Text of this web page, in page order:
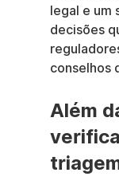
legal e um
decisões
conselhos
Além